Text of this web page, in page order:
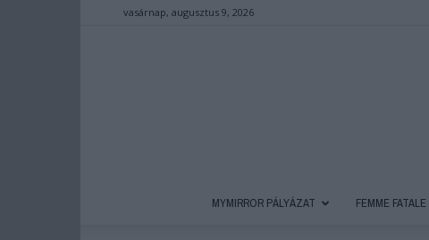
vasárnap, augusztus 9, 2026
MYMIRROR PÁLYÁZAT FEMME FATALE